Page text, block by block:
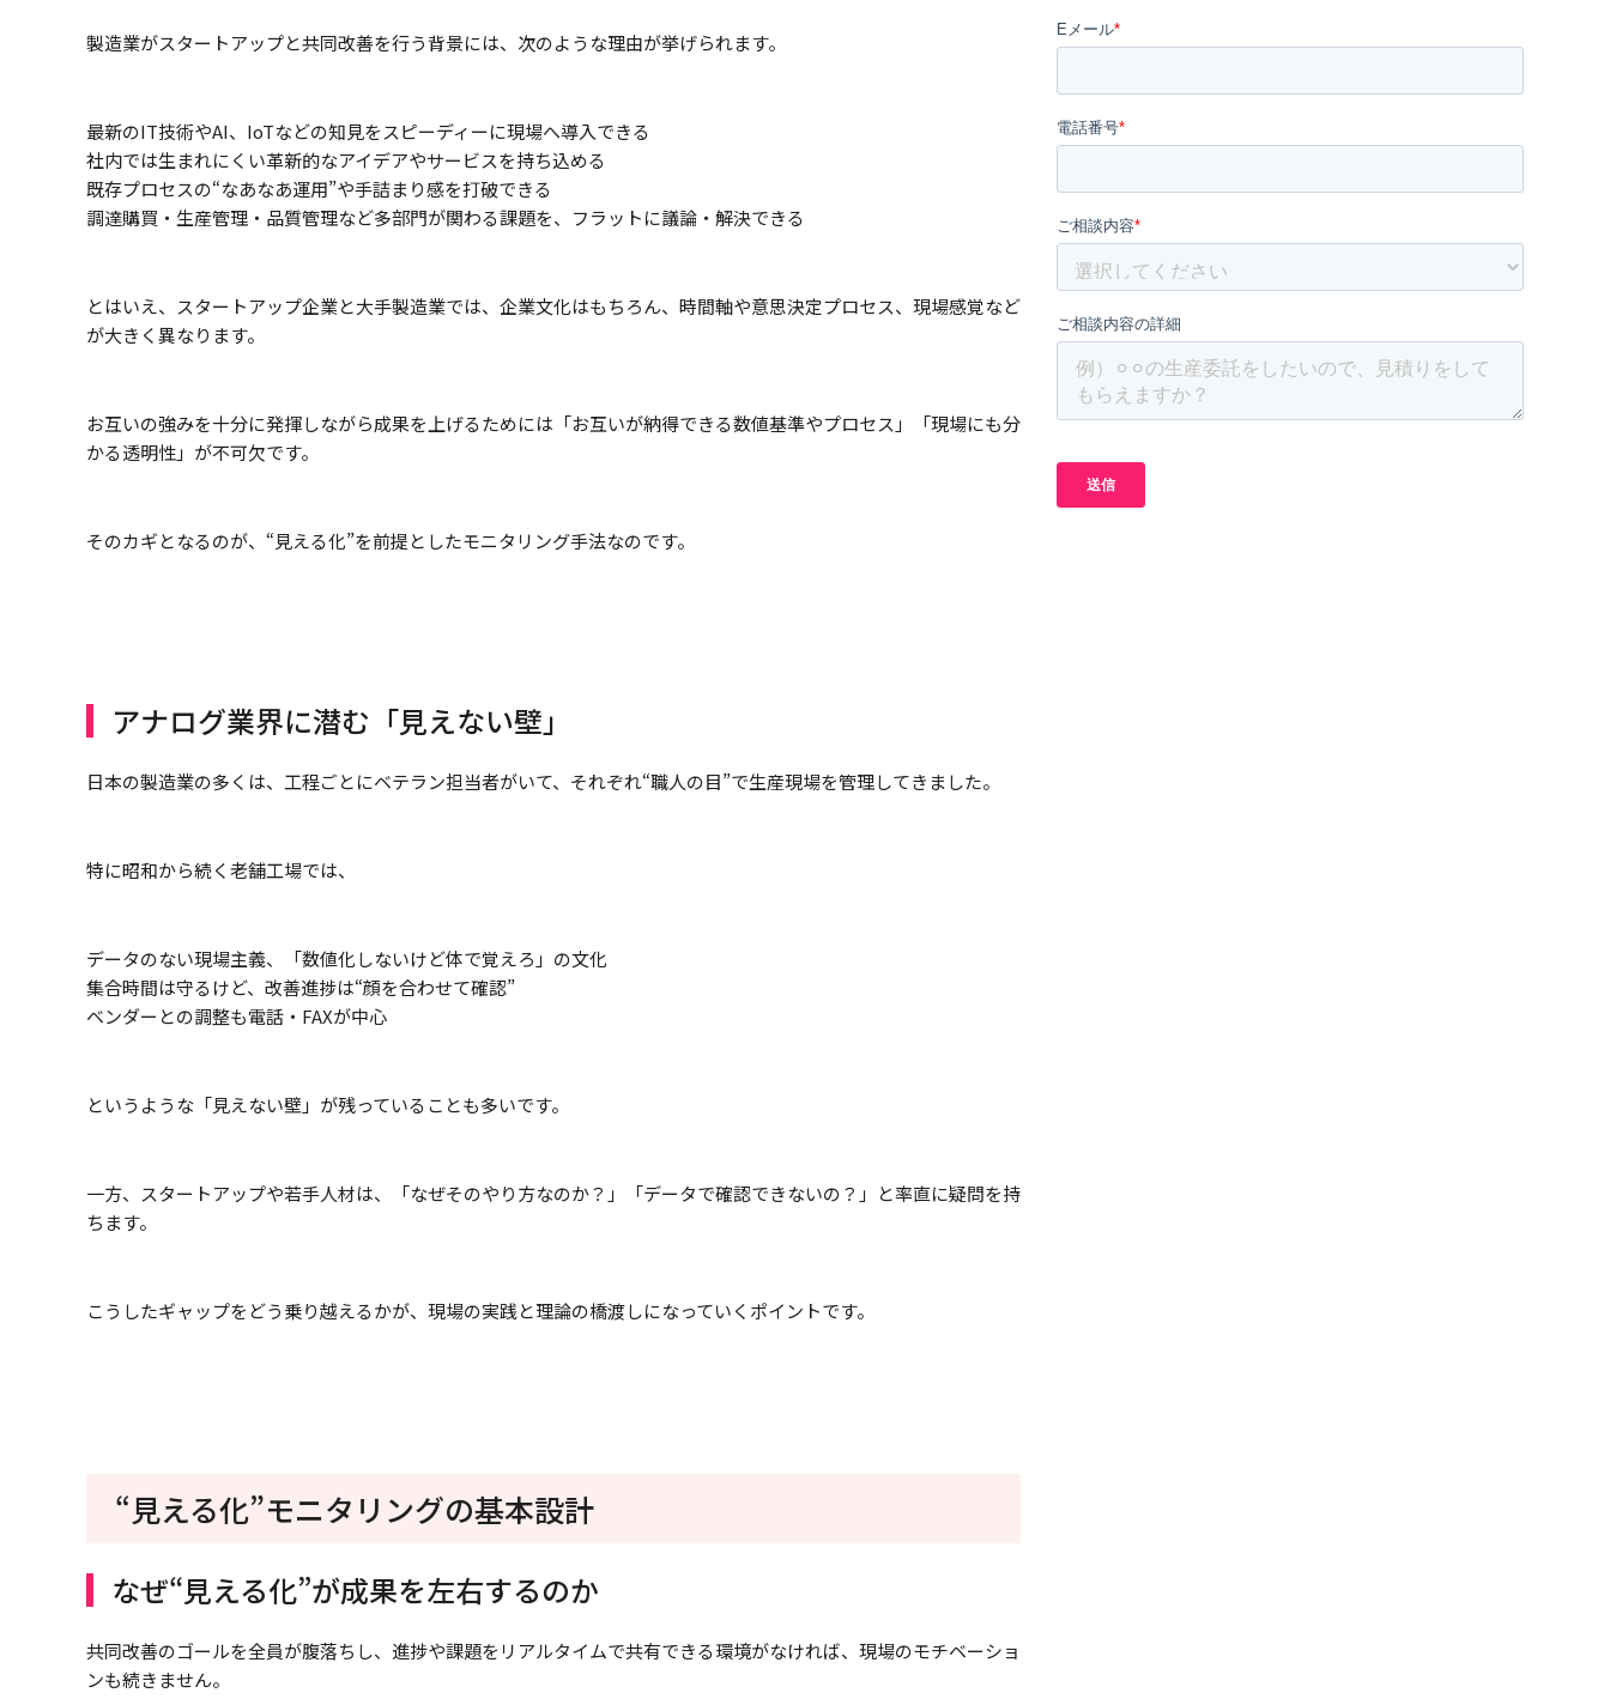
製造業がスタートアップと共同改善を行う背景には、次のような理由が挙げられます。
最新のIT技術やAI、IoTなどの知見をスピーディーに現場へ導入できる
社内では生まれにくい革新的なアイデアやサービスを持ち込める
既存プロセスの“なあなあ運用”や手詰まり感を打破できる
調達購買・生産管理・品質管理など多部門が関わる課題を、フラットに議論・解決できる
とはいえ、スタートアップ企業と大手製造業では、企業文化はもちろん、時間軸や意思決定プロセス、現場感覚など
が大きく異なります。
お互いの強みを十分に発揮しながら成果を上げるためには「お互いが納得できる数値基準やプロセス」「現場にも分
かる透明性」が不可欠です。
そのカギとなるのが、“見える化”を前提としたモニタリング手法なのです。
アナログ業界に潜む「見えない壁」
日本の製造業の多くは、工程ごとにベテラン担当者がいて、それぞれ“職人の目”で生産現場を管理してきました。
特に昭和から続く老舗工場では、
データのない現場主義、「数値化しないけど体で覚えろ」の文化
集合時間は守るけど、改善進捗は“顔を合わせて確認”
ベンダーとの調整も電話・FAXが中心
というような「見えない壁」が残っていることも多いです。
一方、スタートアップや若手人材は、「なぜそのやり方なのか？」「データで確認できないの？」と率直に疑問を持
ちます。
こうしたギャップをどう乗り越えるかが、現場の実践と理論の橋渡しになっていくポイントです。
“見える化”モニタリングの基本設計
なぜ“見える化”が成果を左右するのか
共同改善のゴールを全員が腹落ちし、進捗や課題をリアルタイムで共有できる環境がなければ、現場のモチベーショ
ンも続きません。